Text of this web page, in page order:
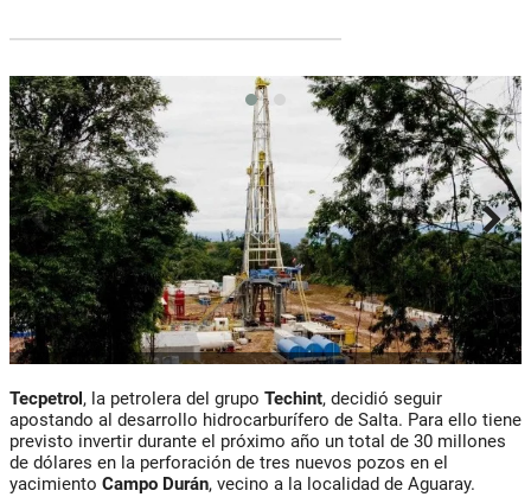
Tecpetrol, la petrolera del grupo Techint, decidió seguir
apostando al desarrollo hidrocarburífero de Salta. Para ello tiene
previsto invertir durante el próximo año un total de 30 millones
de dólares en la perforación de tres nuevos pozos en el
yacimiento Campo Durán, vecino a la localidad de Aguaray.